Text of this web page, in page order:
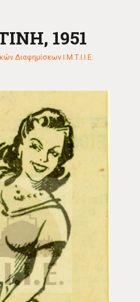
1951
Διαφημίσεων Ι.Μ.Τ.Ι.Ι.Ε.